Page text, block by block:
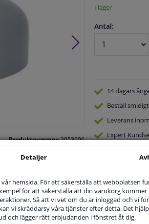
Produktnummer:2053606
EAN:5901655524260
I lager
Antal:
14 dagars
Beställ
Leverans
Expert
Detaljer
hemsida. För att säkerställa att webbplatsen
för att säkerställa att din varukorg
Så att vi vet om du är inloggad och vi
vi skräddarsy våra tjänster efter detta. Det
och lägger rätt erbjudanden i fönstret åt dig.